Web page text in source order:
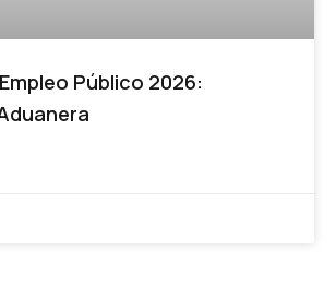
Público 2026: